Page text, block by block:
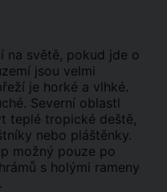
na světě, pokud jde o
jsou velmi
je horké a vlhké.
Severní oblastl
teplé tropické deště,
nebo pláštěnky.
možný pouze po
s holými rameny